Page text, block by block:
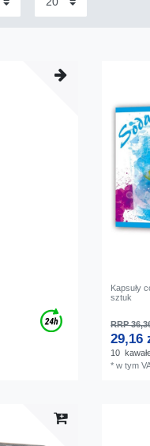
Kapsuły
sztuk
RRP
29,16
10
*w tym